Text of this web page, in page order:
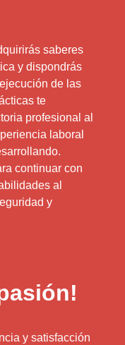
saberes
y dispondrás
de las
te
profesional al
laboral
continuar con
al
y
y satisfacción